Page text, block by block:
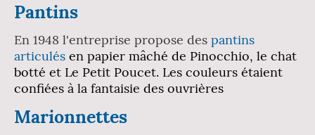
Pantins
En 1948 l'entreprise propose des pantins
articulés en papier mâché de Pinocchio, le chat
botté et Le Petit Poucet. Les couleurs étaient
confiées à la fantaisie des ouvrières
Marionnettes